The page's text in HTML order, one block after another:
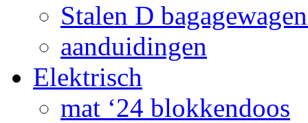
Stalen D
aanduidingen
Elektrisch
mat ‘24 blokkendoos